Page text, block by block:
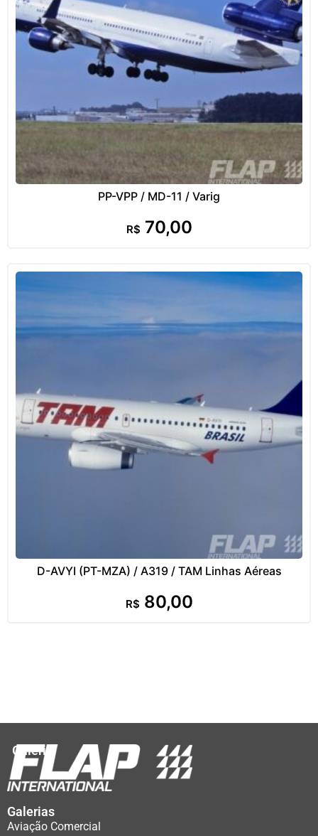
PP-VPP / MD-11 / Varig
R$ 70,00
D-AVYI (PT-MZA) / A319 / TAM Linhas Aéreas
R$ 80,00
Galeria
Galerias
Aviação Comercial